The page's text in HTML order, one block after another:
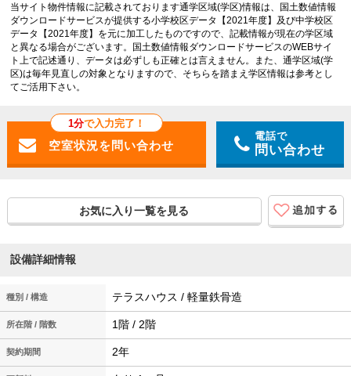
当サイト物件情報に記載されております通学区域(学区)情報は、国土数値情報
ダウンロードサービスが提供する小学校区データ【2021年度】及び中学校区
データ【2021年度】を元に加工したものですので、記載情報が現在の学区域
と異なる場合がございます。国土数値情報ダウンロードサービスのWEBサイ
ト上で記述通り、データは必ずしも正確とは言えません。また、通学区域(学
区)は毎年見直しの対象となりますので、そちらを踏まえ学区情報は参考とし
てご活用下さい。
1分で入力完了！
電話で
問い合わせ
お気に入り一覧を見る
設備詳細情報
種別 / 構造 テラスハウス / 軽量鉄骨造
所在階 / 階数 1階 / 2階
契約期間 2年